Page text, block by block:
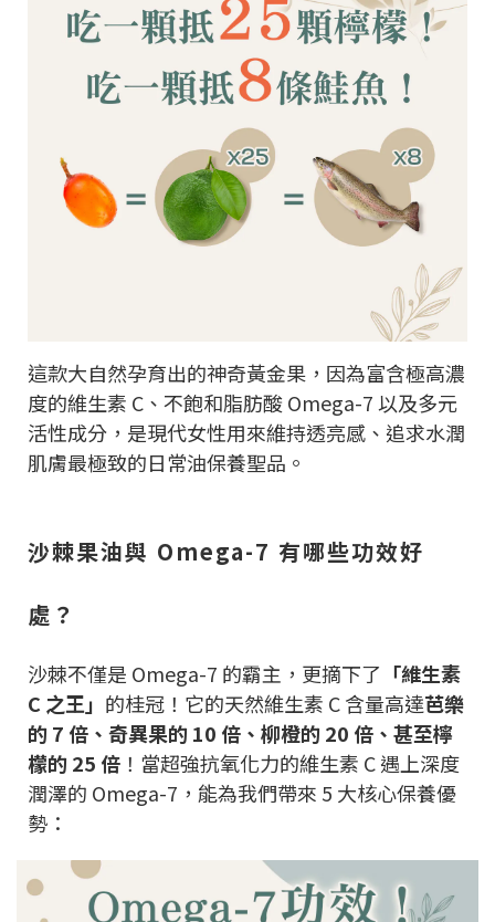
這款大自然孕育出的神奇黃金果，因為富含極高濃
度的維生素 C、不飽和脂肪酸 Omega-7 以及多元
活性成分，是現代女性用來維持透亮感、追求水潤
肌膚最極致的日常油保養聖品。
沙棘果油與 Omega-7 有哪些功效好
處？
沙棘不僅是 Omega-7 的霸主，更摘下了 「維生素
C 之王」 的桂冠！它的天然維生素 C 含量高達芭樂
的 7 倍、奇異果的 10 倍、柳橙的 20 倍、甚至檸
檬的 25 倍 ！當超強抗氧化力的維生素 C 遇上深度
潤澤的 Omega-7，能為我們帶來 5 大核心保養優
勢：